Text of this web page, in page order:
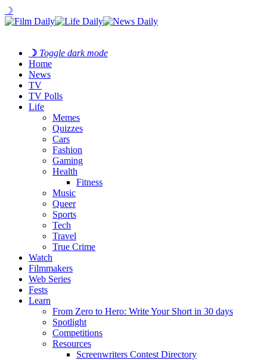
☽
☽ Toggle dark mode
Home
News
TV
TV Polls
Life
Memes
Quizzes
Cars
Fashion
Gaming
Health
Fitness
Music
Queer
Sports
Tech
Travel
True Crime
Watch
Filmmakers
Web Series
Fests
Learn
From Zero to Hero: Write Your Short in 30 days
Spotlight
Competitions
Resources
Screenwriters Contest Directory